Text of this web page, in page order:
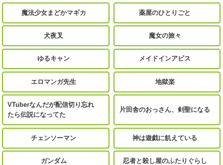
魔法少女まどかマギカ 薬屋のひとりごと
犬夜叉 魔女の旅々
ゆるキャン メイドインアビス
エロマンガ先生 地獄楽
VTuberなんだが配信切り忘れ
たら伝説になってた
片田舎のおっさん、剣聖になる
チェンソーマン 神は遊戯に飢えている
ガンダム 忍者と殺し屋のふたりぐらし